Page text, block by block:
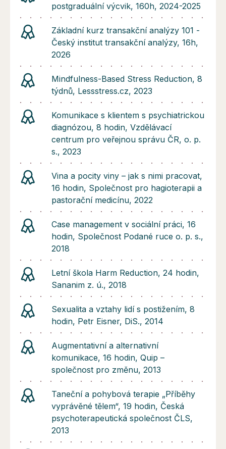
postgraduální výcvik, 160h, 2024-2025
Základní kurz transakční analýzy 101 -
Český institut transakční analýzy, 16h,
2026
Mindfulness-Based Stress Reduction, 8
týdnů, Lessstress.cz, 2023
Komunikace s klientem s psychiatrickou
diagnózou, 8 hodin, Vzdělávací
centrum pro veřejnou správu ČR, o. p.
s., 2023
Vina a pocity viny – jak s nimi pracovat,
16 hodin, Společnost pro hagioterapii a
pastorační medicínu, 2022
Case management v sociální práci, 16
hodin, Společnost Podané ruce o. p. s.,
2018
Letní škola Harm Reduction, 24 hodin,
Sananim z. ú., 2018
Sexualita a vztahy lidí s postižením, 8
hodin, Petr Eisner, DiS., 2014
Augmentativní a alternativní
komunikace, 16 hodin, Quip –
společnost pro změnu, 2013
Taneční a pohybová terapie „Příběhy
vyprávěné tělem“, 19 hodin, Česká
psychoterapeutická společnost ČLS,
2013